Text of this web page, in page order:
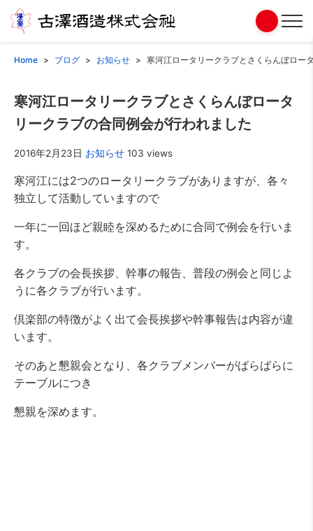
Home ブログ お知らせ 寒河江ロータリークラブとさくらんぼロー
寒河江ロータリークラブとさくらんぼロータ
リークラブの合同例会が行われました
2016年2月23日 お知らせ 103 views
寒河江には2つのロータリークラブがありますが、各々
独立して活動していますので
一年に一回ほど親睦を深めるために合同で例会を行いま
す。
各クラブの会長挨拶、幹事の報告、普段の例会と同じよ
うに各クラブが行います。
倶楽部の特徴がよく出て会長挨拶や幹事報告は内容が違
います。
そのあと懇親会となり、各クラブメンバーがばらばらに
テーブルにつき
懇親を深めます。